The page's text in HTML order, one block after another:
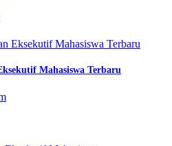
Mahasiswa Terbaru